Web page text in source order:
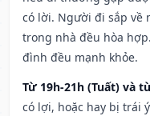
có lời. Người đi sắp về
trong nhà đều hòa
đình đều mạnh khỏe.
Từ 19h-21h (Tuất) và
có lợi, hoặc hay bị trái